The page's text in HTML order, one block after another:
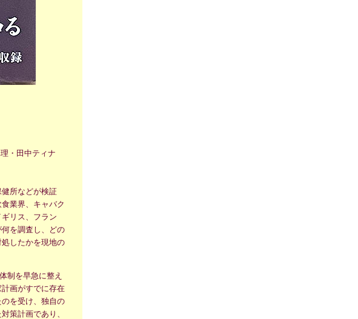
・田中ティナ
所などが検証
業界、キャバク
リス、フラン
を調査し、どの
したかを現地の
制を早急に整え
画がすでに存在
を受け、独自の
策計画であり、